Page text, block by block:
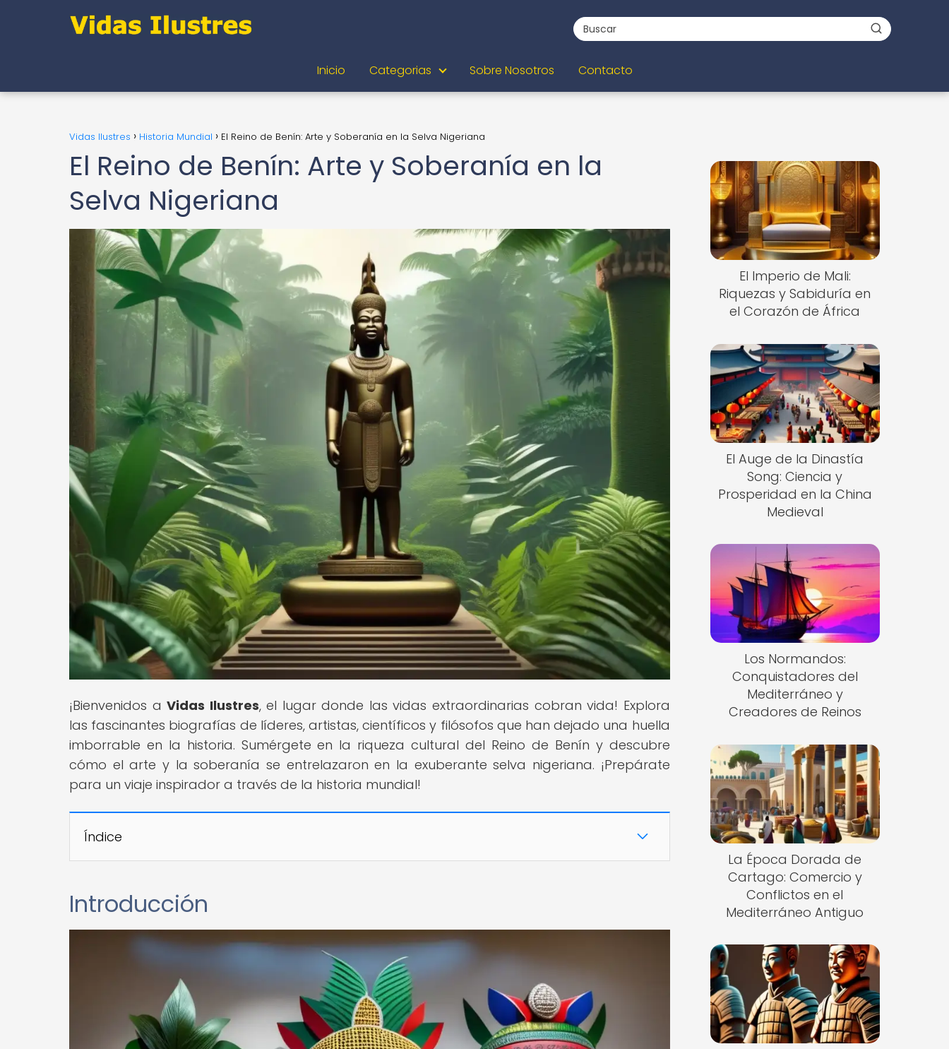
Inicio Categorias Sobre Nosotros Contacto
Vidas Ilustres Historia Mundial El Reino de Benín: Arte y Soberanía en la Selva Nigeriana
El Reino de Benín: Arte y Soberanía en la
Selva Nigeriana
¡Bienvenidos aVidas Ilustres, el lugar donde las vidas extraordinarias cobran vida! Explora
las fascinantes biografías de líderes, artistas, científicos y filósofos que han dejado una huella
imborrable en la historia. Sumérgete en la riqueza cultural del Reino de Benín y descubre
cómo el arte y la soberanía se entrelazaron en la exuberante selva nigeriana. ¡Prepárate
para un viaje inspirador a través de la historia mundial!
Índice
Introducción
El Imperio de Mali:
Riquezas y Sabiduría en
el Corazón de África
El Auge de la Dinastía
Song: Ciencia y
Prosperidad en la China
Medieval
Los Normandos:
Conquistadores del
Mediterráneo y
Creadores de Reinos
La Época Dorada de
Cartago: Comercio y
Conflictos en el
Mediterráneo Antiguo